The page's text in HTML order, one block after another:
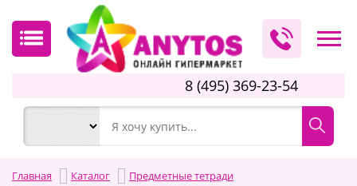
8 (495) 369-23-54
Главная Каталог
Предметные тетради